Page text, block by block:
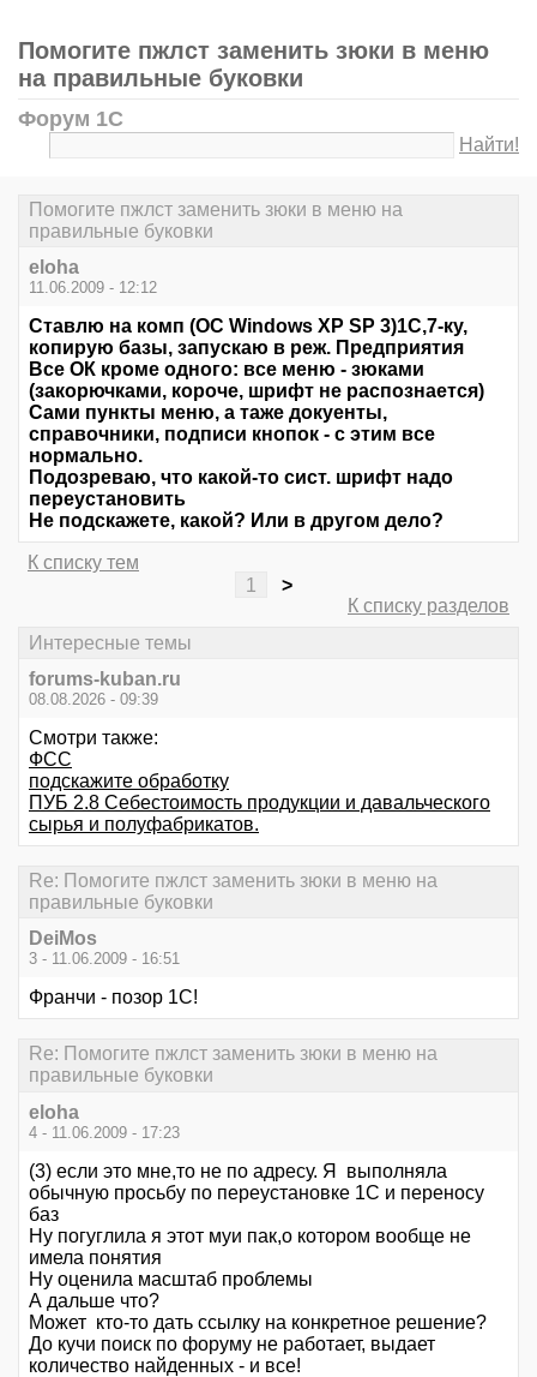
Помогите пжлст заменить зюки в меню
на правильные буковки
Форум 1С
Найти!
Помогите пжлст заменить зюки в меню на
правильные буковки
eloha
11.06.2009 - 12:12
Ставлю на комп (ОС Windows XP SP 3)1C,7-ку,
копирую базы, запускаю в реж. Предприятия
Все ОК кроме одного: все меню - зюками
(закорючками, короче, шрифт не распознается)
Сами пункты меню, а таже докуенты,
справочники, подписи кнопок - с этим все
нормально.
Подозреваю, что какой-то сист. шрифт надо
переустановить
Не подскажете, какой? Или в другом дело?
К списку тем
1
>
К списку разделов
Интересные темы
forums-kuban.ru
08.08.2026 - 09:39
Смотри также:
ФСС
подскажите обработку
ПУБ 2.8 Себестоимость продукции и давальческого
сырья и полуфабрикатов.
Re: Помогите пжлст заменить зюки в меню на
правильные буковки
DeiMos
3 - 11.06.2009 - 16:51
Франчи - позор 1С!
Re: Помогите пжлст заменить зюки в меню на
правильные буковки
eloha
4 - 11.06.2009 - 17:23
(3) если это мне,то не по адресу. Я выполняла
обычную просьбу по переустановке 1С и переносу
баз
Ну погуглила я этот муи пак,о котором вообще не
имела понятия
Ну оценила масштаб проблемы
А дальше что?
Может кто-то дать ссылку на конкретное решение?
До кучи поиск по форуму не работает, выдает
количество найденных - и все!